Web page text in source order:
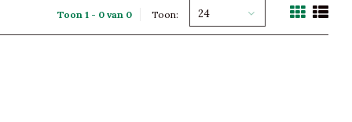
Toon 1 - 0 van 0 Toon: 24